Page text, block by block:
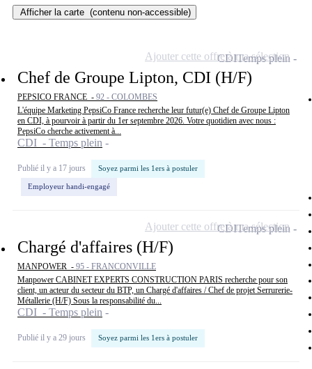
Afficher la carte (contenu non-accessible)
Chef de Groupe Lipton, CDI (H/F)
PEPSICO FRANCE - 92 - COLOMBES
L'équipe Marketing PepsiCo France recherche leur futur(e) Chef de Groupe Lipton
en CDI, à pourvoir à partir du 1er septembre 2026. Votre quotidien avec nous :
PepsiCo cherche activement à...
CDI - Temps plein
Publié il y a 17 jours Soyez parmi les 1ers à postuler
Employeur handi-engagé
CDITemps plein
Ajouter cette offre à ma sélection
Chargé d'affaires (H/F)
MANPOWER - 95 - FRANCONVILLE
Manpower CABINET EXPERTS CONSTRUCTION PARIS recherche pour son
client, un acteur du secteur du BTP, un Chargé d'affaires / Chef de projet Serrurerie-
Métallerie (H/F) Sous la responsabilité du...
CDI - Temps plein
Publié il y a 29 jours Soyez parmi les 1ers à postuler
CDITemps plein
Ajouter cette offre à ma sélection